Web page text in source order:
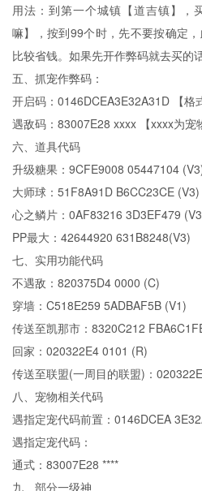
用法：到第一个城镇【道吉镇】，
嘛】，按到99个时，先不要按确定
比较省钱。如果先开作弊码就去买的
五、抓宠作弊码：
开启码：0146DCEA3E32A31D 【格
遇敌码：83007E28 xxxx 【xxxx为宠
六、道具代码
升级糖果：9CFE9008 05447104
大师球：51F8A91D B6CC23CE (V3)
心之鳞片：0AF83216 3D3EF479
PP最大：42644920 631B8248(V3)
七、实用功能代码
不遇敌：820375D4 0000 (C)
穿墙：C518E259 5ADBAF5B (V1)
传送至凯那市：8320C212
回家：020322E4 0101 (R)
传送至联盟(一周目的联盟)：
八、宠物相关代码
遇指定宠代码前置：0146DCEA
遇指定宠代码：
通式：83007E28 ****
九、部分一级神